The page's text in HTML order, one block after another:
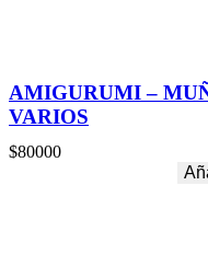
AMIGURUMI –
VARIOS
$80000